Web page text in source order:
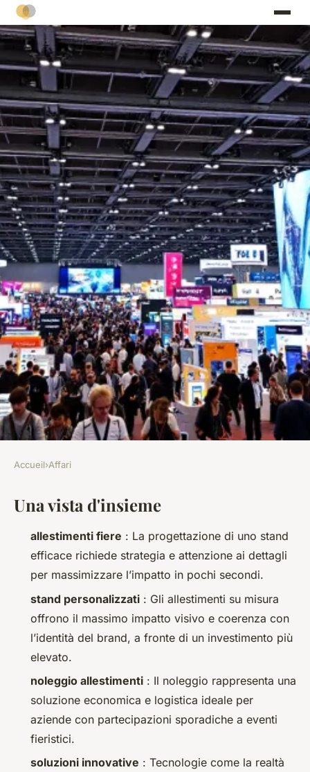
Guida agli stand fieristici per
eventi memorabili
Amilcare•05/06/2026 17:48•7 min de lecture
Accueil›Affari
Una vista d'insieme
allestimenti fiere : La progettazione di uno stand
efficace richiede strategia e attenzione ai dettagli
per massimizzare l’impatto in pochi secondi.
stand personalizzati : Gli allestimenti su misura
offrono il massimo impatto visivo e coerenza con
l’identità del brand, a fronte di un investimento più
elevato.
noleggio allestimenti : Il noleggio rappresenta una
soluzione economica e logistica ideale per
aziende con partecipazioni sporadiche a eventi
fieristici.
soluzioni innovative : Tecnologie come la realtà